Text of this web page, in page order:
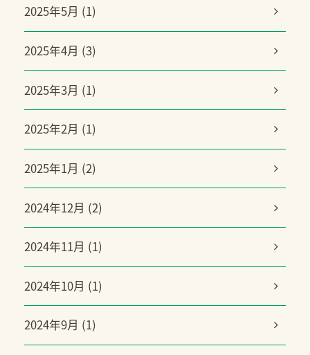
2025年5月 (1)
2025年4月 (3)
2025年3月 (1)
2025年2月 (1)
2025年1月 (2)
2024年12月 (2)
2024年11月 (1)
2024年10月 (1)
2024年9月 (1)